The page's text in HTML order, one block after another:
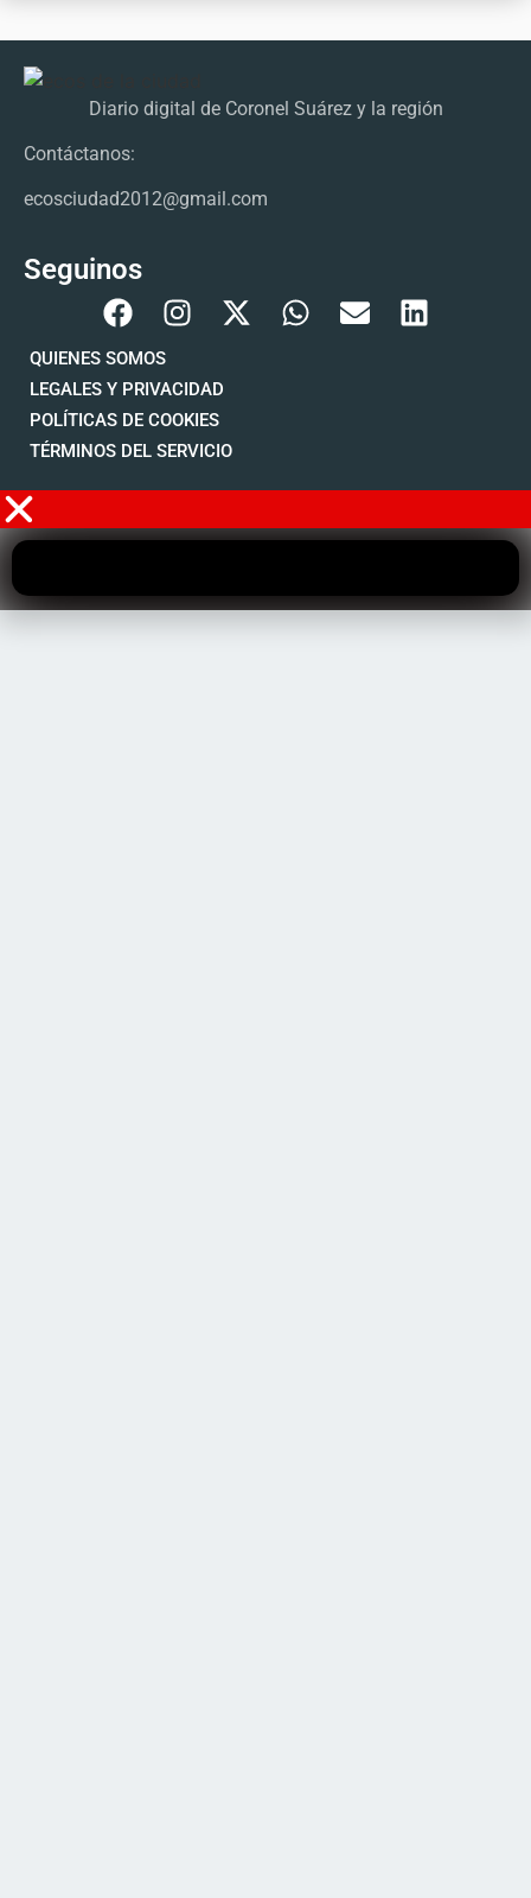
Diario digital de Coronel Suárez y la región
Contáctanos:
ecosciudad2012@gmail.com
Seguinos
QUIENES SOMOS
LEGALES Y PRIVACIDAD
POLÍTICAS DE COOKIES
TÉRMINOS DEL SERVICIO